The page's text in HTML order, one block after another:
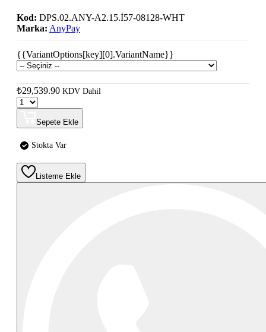
Kod: DPS.02.ANY-A2.15.İ57-08128-WHT
Marka: AnyPay
{{VariantOptions[key][0].VariantName}}
₺29,539.90 KDV Dahil
Sepete Ekle
Stokta Var
Listeme Ekle